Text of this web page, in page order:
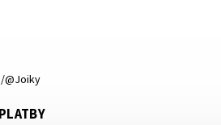
@Joiky